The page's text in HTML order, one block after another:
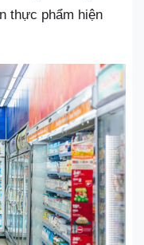
thực phẩm hiện